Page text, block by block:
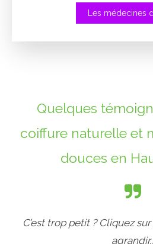
Les médecines
Quelques
coiffure naturelle et
douces en
C’est trop petit ? Cliquez